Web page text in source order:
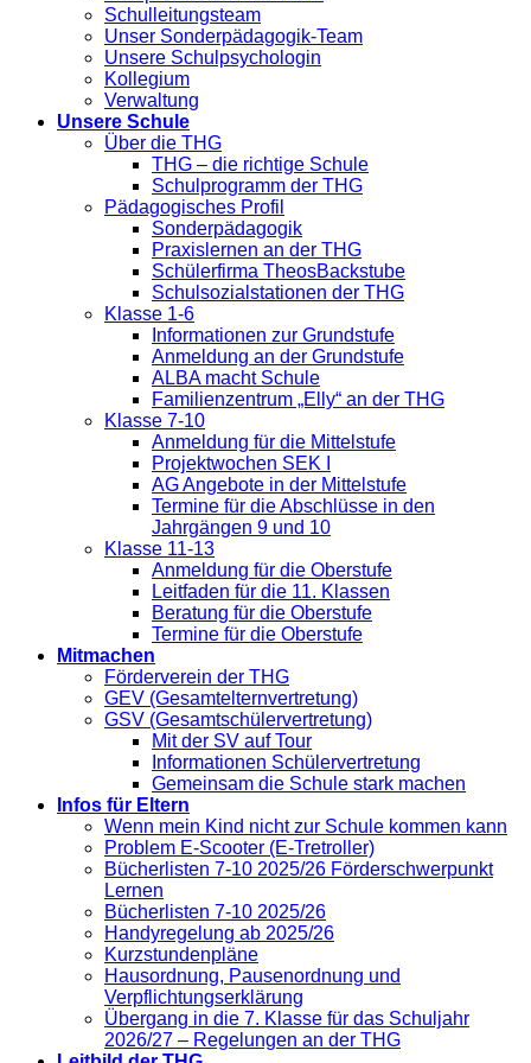
Schulleitungsteam
Unser Sonderpädagogik-Team
Unsere Schulpsychologin
Kollegium
Verwaltung
Unsere Schule
Über die THG
THG – die richtige Schule
Schulprogramm der THG
Pädagogisches Profil
Sonderpädagogik
Praxislernen an der THG
Schülerfirma TheosBackstube
Schulsozialstationen der THG
Klasse 1-6
Informationen zur Grundstufe
Anmeldung an der Grundstufe
ALBA macht Schule
Familienzentrum „Elly“ an der THG
Klasse 7-10
Anmeldung für die Mittelstufe
Projektwochen SEK I
AG Angebote in der Mittelstufe
Termine für die Abschlüsse in den
Jahrgängen 9 und 10
Klasse 11-13
Anmeldung für die Oberstufe
Leitfaden für die 11. Klassen
Beratung für die Oberstufe
Termine für die Oberstufe
Mitmachen
Förderverein der THG
GEV (Gesamtelternvertretung)
GSV (Gesamtschülervertretung)
Mit der SV auf Tour
Informationen Schülervertretung
Gemeinsam die Schule stark machen
Infos für Eltern
Wenn mein Kind nicht zur Schule kommen kann
Problem E-Scooter (E-Tretroller)
Bücherlisten 7-10 2025/26 Förderschwerpunkt
Lernen
Bücherlisten 7-10 2025/26
Handyregelung ab 2025/26
Kurzstundenpläne
Hausordnung, Pausenordnung und
Verpflichtungserklärung
Übergang in die 7. Klasse für das Schuljahr
2026/27 – Regelungen an der THG